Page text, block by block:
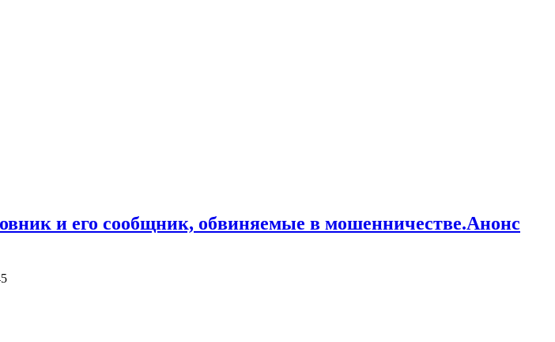
и его сообщник, обвиняемые в мошенничестве.Анонс